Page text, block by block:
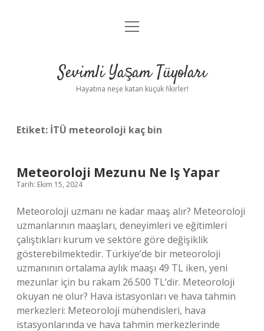
Anasayfa
Yasal Uyarı
menüyü
Sevimli Yaşam Tüyoları
Hayatına neşe katan küçük fikirler!
Etiket: İTÜ meteoroloji kaç bin
Meteoroloji Mezunu Ne Iş Yapar
Tarih: Ekim 15, 2024
Meteoroloji uzmanı ne kadar maaş alır? Meteoroloji
uzmanlarının maaşları, deneyimleri ve eğitimleri
çalıştıkları kurum ve sektöre göre değişiklik
gösterebilmektedir. Türkiye’de bir meteoroloji
uzmanının ortalama aylık maaşı 49 TL iken, yeni
mezunlar için bu rakam 26.500 TL’dir. Meteoroloji
okuyan ne olur? Hava istasyonları ve hava tahmin
merkezleri: Meteoroloji mühendisleri, hava
istasyonlarında ve hava tahmin merkezlerinde